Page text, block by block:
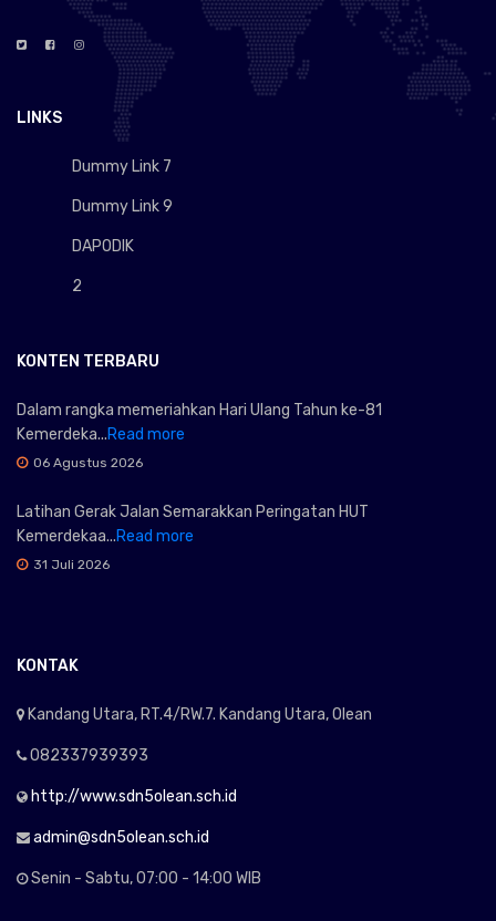
LINKS
Dummy Link 7
Dummy Link 9
DAPODIK
2
KONTEN TERBARU
Dalam rangka memeriahkan Hari Ulang Tahun ke-81
Kemerdeka...Read more
06 Agustus 2026
Latihan Gerak Jalan Semarakkan Peringatan HUT
Kemerdekaa...Read more
31 Juli 2026
KONTAK
Kandang Utara, RT.4/RW.7. Kandang Utara, Olean
082337939393
http://www.sdn5olean.sch.id
admin@sdn5olean.sch.id
Senin - Sabtu, 07:00 - 14:00 WIB